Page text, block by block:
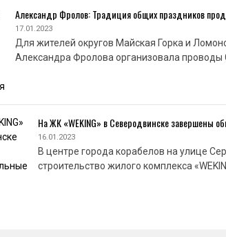
Александр Фролов: Традиция общих праздников
17.01.2023
Для жителей округов Майская Горка и
Александра Фролова организовала проводы
На ЖК «WEKING» в Северодвинске завершены
16.01.2023
В центре города корабелов на улице
строительство жилого комплекса